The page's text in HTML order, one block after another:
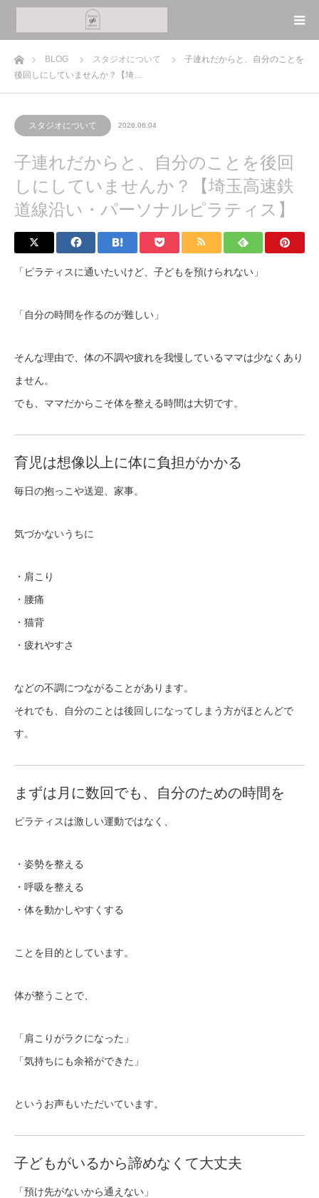
ホームBLOG スタジオについて
子連れだからと、自分のことを
後回しにしていませんか？【埼…
スタジオについて 2026.06.04
子連れだからと、自分のことを後回
しにしていませんか？【埼玉高速鉄
道線沿い・パーソナルピラティス】
「ピラティスに通いたいけど、子どもを預けられない」
「自分の時間を作るのが難しい」
そんな理由で、体の不調や疲れを我慢しているママは少なくあり
ません。
でも、ママだからこそ体を整える時間は大切です。
育児は想像以上に体に負担がかかる
毎日の抱っこや送迎、家事。
気づかないうちに
・肩こり
・腰痛
・猫背
・疲れやすさ
などの不調につながることがあります。
それでも、自分のことは後回しになってしまう方がほとんどで
す。
まずは月に数回でも、自分のための時間を
ピラティスは激しい運動ではなく、
・姿勢を整える
・呼吸を整える
・体を動かしやすくする
ことを目的としています。
体が整うことで、
「肩こりがラクになった」
「気持ちにも余裕ができた」
というお声もいただいています。
子どもがいるから諦めなくて大丈夫
「預け先がないから通えない」